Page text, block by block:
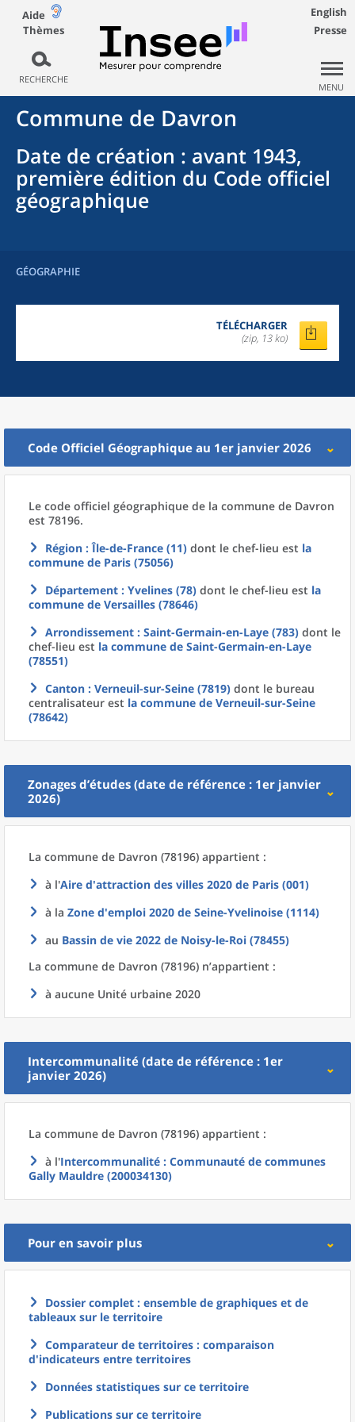
Aide
Thèmes
RECHERCHE
English
Presse
MENU
Commune de Davron
Date de création : avant 1943,
première édition du Code officiel
géographique
GÉOGRAPHIE
TÉLÉCHARGER
(zip, 13 ko)
Code Officiel Géographique au 1er janvier 2026
Le code officiel géographique de la commune de Davron
est 78196.
Région : Île-de-France (11) dont le chef-lieu est la
commune de Paris (75056)
Département : Yvelines (78) dont le chef-lieu est la
commune de Versailles (78646)
Arrondissement : Saint-Germain-en-Laye (783) dont le
chef-lieu est la commune de Saint-Germain-en-Laye
(78551)
Canton : Verneuil-sur-Seine (7819) dont le bureau
centralisateur est la commune de Verneuil-sur-Seine
(78642)
Zonages d’études (date de référence : 1er janvier
2026)
La commune de Davron (78196) appartient :
à l'Aire d'attraction des villes 2020 de Paris (001)
à la Zone d'emploi 2020 de Seine-Yvelinoise (1114)
au Bassin de vie 2022 de Noisy-le-Roi (78455)
La commune de Davron (78196) n’appartient :
à aucune Unité urbaine 2020
Intercommunalité (date de référence : 1er
janvier 2026)
La commune de Davron (78196) appartient :
à l'Intercommunalité : Communauté de communes
Gally Mauldre (200034130)
Pour en savoir plus
Dossier complet : ensemble de graphiques et de
tableaux sur le territoire
Comparateur de territoires : comparaison
d'indicateurs entre territoires
Données statistiques sur ce territoire
Publications sur ce territoire